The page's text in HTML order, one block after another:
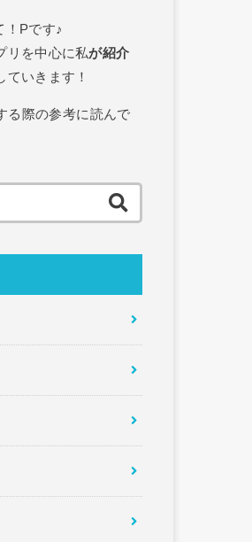
！Pです♪
リを中心に私が紹介
ていきます！
る際の参考に読んで